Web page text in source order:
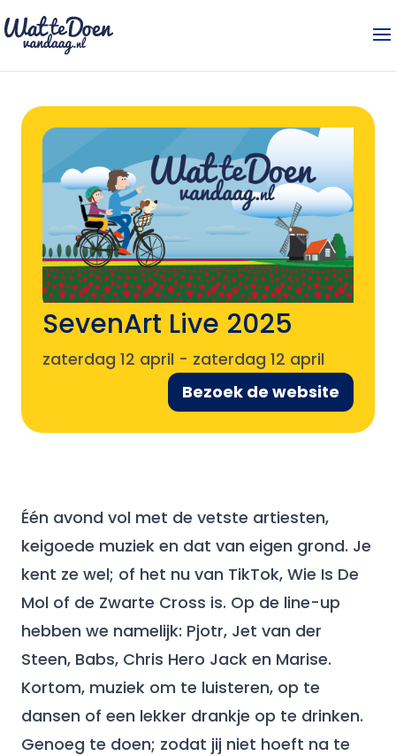
SevenArt Live 2025
zaterdag 12 april - zaterdag 12 april
Bezoek de website
Één avond vol met de vetste artiesten,
keigoede muziek en dat van eigen grond. Je
kent ze wel; of het nu van TikTok, Wie Is De
Mol of de Zwarte Cross is. Op de line-up
hebben we namelijk: Pjotr, Jet van der
Steen, Babs, Chris Hero Jack en Marise.
Kortom, muziek om te luisteren, op te
dansen of een lekker drankje op te drinken.
Genoeg te doen; zodat jij niet hoeft na te